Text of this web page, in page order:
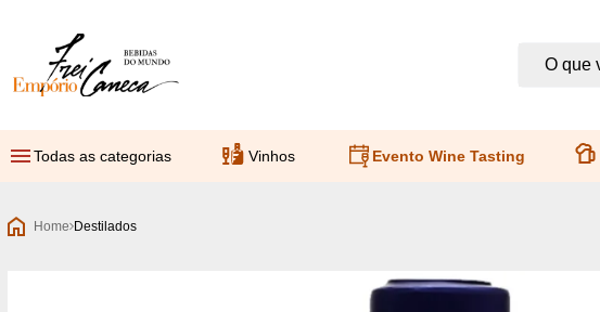
Todas as categorias Vinhos Evento Wine Tasting
Home Destilados